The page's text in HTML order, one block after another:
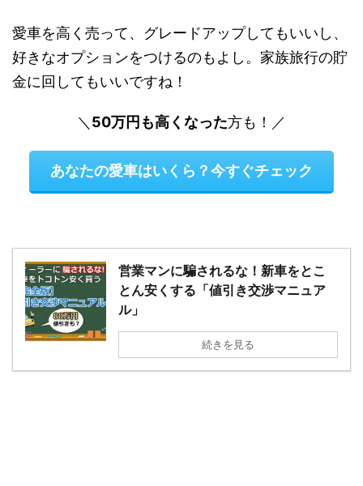
愛車を高く売って、グレードアップしてもいいし、
好きなオプションをつけるのもよし。家族旅行の貯
金に回してもいいですね！
＼ 50万円も高くなった方も！／
あなたの愛車はいくら？今すぐチェック
営業マンに騙されるな！新車をとこ
とん安くする「値引き交渉マニュア
ル」
続きを見る